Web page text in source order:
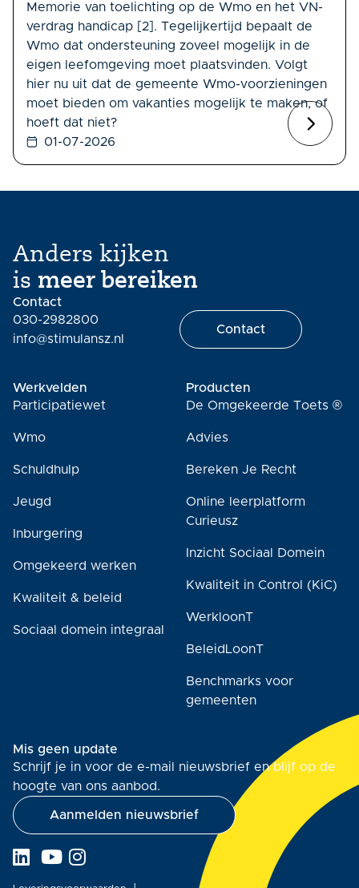
Memorie van toelichting op de Wmo en het VN-
verdrag handicap [2]. Tegelijkertijd bepaalt de
Wmo dat ondersteuning zoveel mogelijk in de
eigen leefomgeving moet plaatsvinden. Volgt
hier nu uit dat de gemeente Wmo-voorzieningen
moet bieden om vakanties mogelijk te maken, of
hoeft dat niet?
01-07-2026
Anders kijken
is meer bereiken
Contact
030-2982800
info@stimulansz.nl
Contact
Werkvelden
Participatiewet
Wmo
Schuldhulp
Jeugd
Inburgering
Omgekeerd werken
Kwaliteit & beleid
Sociaal domein integraal
Producten
De Omgekeerde Toets ®
Advies
Bereken Je Recht
Online leerplatform
Curieusz
Inzicht Sociaal Domein
Kwaliteit in Control (KiC)
WerkloonT
BeleidLoonT
Benchmarks voor
gemeenten
Mis geen update
Schrijf je in voor de e-mail nieuwsbrief en blijf op de
hoogte van ons aanbod.
Aanmelden nieuwsbrief